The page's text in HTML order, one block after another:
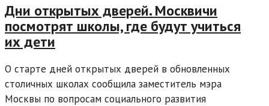
Дни открытых дверей. Москвичи
посмотрят школы, где будут учиться
их дети
О старте дней открытых дверей в обновленных
столичных школах сообщила заместитель мэра
Москвы по вопросам социального развития